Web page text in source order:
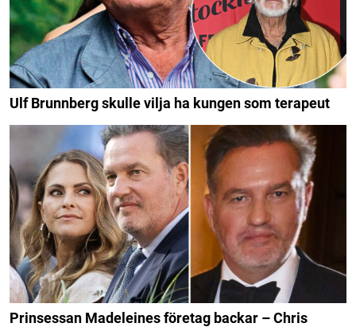
Ulf Brunnberg skulle vilja ha kungen som terapeut
Prinsessan Madeleines företag backar – Chris